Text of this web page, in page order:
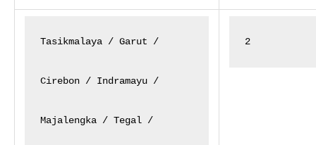
Tasikmalaya / Garut /
Cirebon / Indramayu /
Majalengka / Tegal /
2